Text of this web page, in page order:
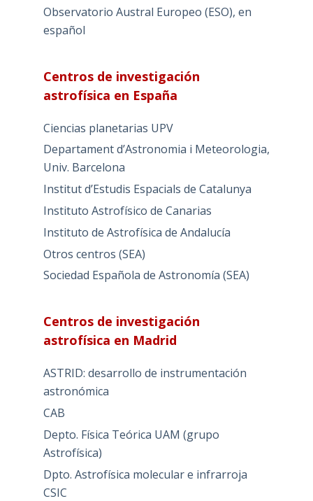
Observatorio Austral Europeo (ESO), en
español
Centros de investigación
astrofísica en España
Ciencias planetarias UPV
Departament d’Astronomia i Meteorologia,
Univ. Barcelona
Institut d’Estudis Espacials de Catalunya
Instituto Astrofísico de Canarias
Instituto de Astrofísica de Andalucía
Otros centros (SEA)
Sociedad Española de Astronomía (SEA)
Centros de investigación
astrofísica en Madrid
ASTRID: desarrollo de instrumentación
astronómica
CAB
Depto. Física Teórica UAM (grupo
Astrofísica)
Dpto. Astrofísica molecular e infrarroja
CSIC